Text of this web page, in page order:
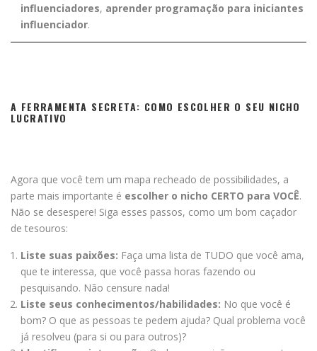
influenciadores, aprender programação para iniciantes
influenciador.
A FERRAMENTA SECRETA: COMO ESCOLHER O SEU NICHO
LUCRATIVO
Agora que você tem um mapa recheado de possibilidades, a
parte mais importante é escolher o nicho CERTO para VOCÊ.
Não se desespere! Siga esses passos, como um bom caçador
de tesouros:
Liste suas paixões: Faça uma lista de TUDO que você ama,
que te interessa, que você passa horas fazendo ou
pesquisando. Não censure nada!
Liste seus conhecimentos/habilidades: No que você é
bom? O que as pessoas te pedem ajuda? Qual problema você
já resolveu (para si ou para outros)?